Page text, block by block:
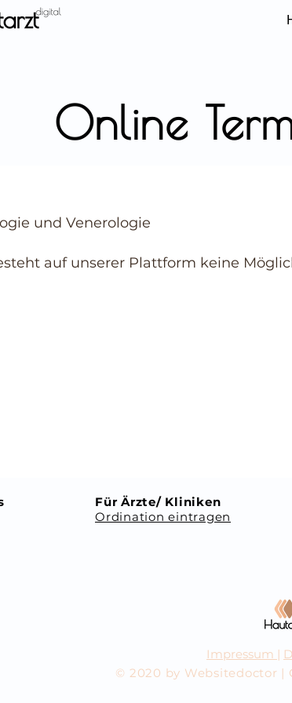
und Venerologie
Online
auf unserer Plattform keine
Für Ärzte/ Kliniken
Ordination eintragen
Impressum |
© 2020 by Websitedoctor |